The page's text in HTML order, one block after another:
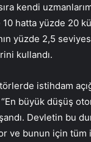
kendi
hatta yüzde 20
yüzde 2,5
kullandı.
istihdam
büyük düşüş
Devletin bu
ve bunun için tüm